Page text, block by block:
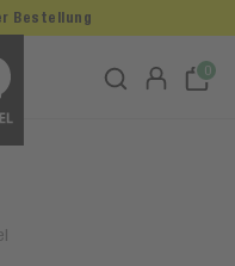
0
Bestellung